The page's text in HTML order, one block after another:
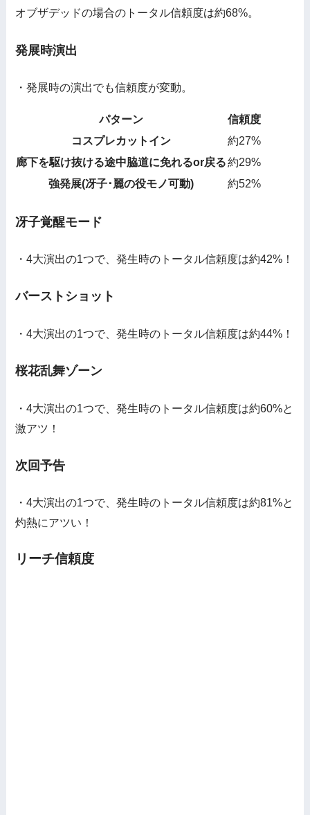
オブザデッドの場合のトータル信頼度は約68%。
発展時演出
・発展時の演出でも信頼度が変動。
パターン
信頼度
コスプレカットイン
約27%
廊下を駆け抜ける途中脇道に免れるor戻る約29%
強発展(冴子･麗の役モノ可動)
約52%
冴子覚醒モード
・4大演出の1つで、発生時のトータル信頼度は約42%！
バーストショット
・4大演出の1つで、発生時のトータル信頼度は約44%！
桜花乱舞ゾーン
・4大演出の1つで、発生時のトータル信頼度は約60%と
激アツ！
次回予告
・4大演出の1つで、発生時のトータル信頼度は約81%と
灼熱にアツい！
リーチ信頼度